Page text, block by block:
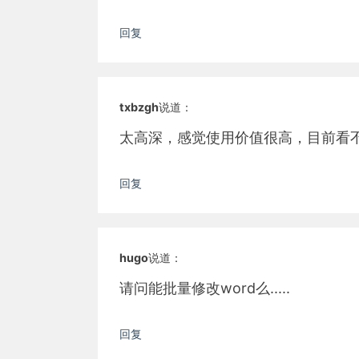
回复
txbzgh说道：
太高深，感觉使用价值很高，目前看
回复
hugo说道：
请问能批量修改word么.....
回复